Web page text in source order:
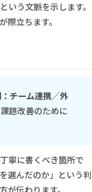
いう文脈を示します。
際立ちます。
：チーム連携／外
題改善のために
寧に書くべき箇所で
選んだのか」という判